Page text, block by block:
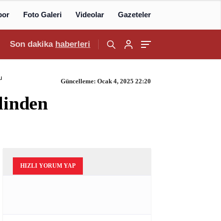
Foto Galeri Videolar Gazeteler
Son dakika haberleri
Güncelleme: Ocak 4, 2025 22:20
HIZLI YORUM YAP